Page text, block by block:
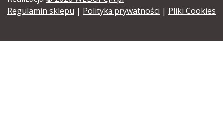
Regulamin sklepu | Polityka prywatności | Pliki Cookies